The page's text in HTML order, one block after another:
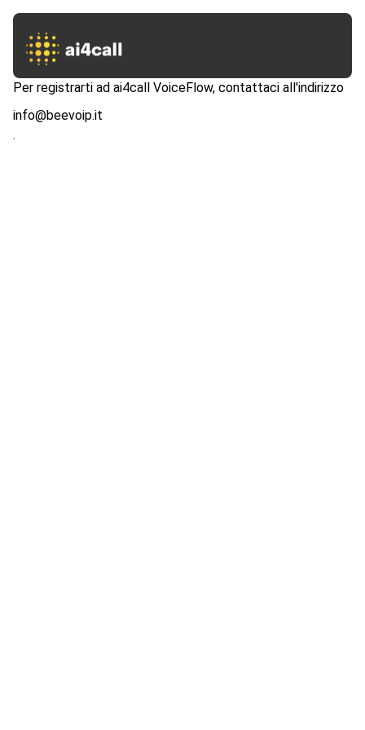
Per registrarti ad ai4call VoiceFlow, contattaci all'indirizzo
info@beevoip.it
.